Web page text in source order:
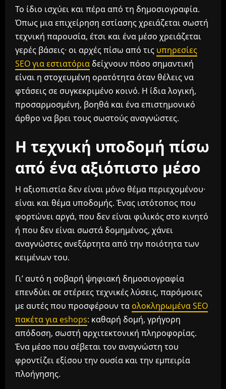
Το ίδιο ισχύει και πέρα από τη δημοσιογραφία.
Όπως μια επιχείρηση εστίασης χρειάζεται σωστή
τεχνική παρουσία, έτσι και ένα μέσο χρειάζεται
γερές βάσεις· οι αρχές πίσω από τις υπηρεσίες
SEO για εστιατόριαδείχνουν πόσο σημαντική
είναι η στοχευμένη ορατότητα όταν θέλεις να
φτάσεις σε συγκεκριμένο κοινό. Η ίδια λογική,
προσαρμοσμένη, βοηθά και ένα επιστημονικό
άρθρο να βρει τους σωστούς αναγνώστες.
Η τεχνική υποδομή πίσω
από ένα αξιόπιστο μέσο
Η αξιοπιστία δεν είναι μόνο θέμα περιεχομένου·
είναι και θέμα υποδομής. Ένας ιστότοπος που
φορτώνει αργά, που δεν είναι φιλικός στο κινητό
ή που δεν είναι σωστά δομημένος, χάνει
αναγνώστες ανεξάρτητα από την ποιότητα των
κειμένων του.
Γι’ αυτό η σοβαρή ψηφιακή δημοσιογραφία
επενδύει σε στέρεες τεχνικές λύσεις, παρόμοιες
με αυτές που προσφέρουν ταολοκληρωμένα SEO
πακέτα για eshops: καθαρή δομή, γρήγορη
απόδοση, σωστή αρχιτεκτονική πληροφορίας.
Ένα μέσο που σέβεται τον αναγνώστη του
φροντίζει εξίσου την ουσία και την εμπειρία
πλοήγησης.